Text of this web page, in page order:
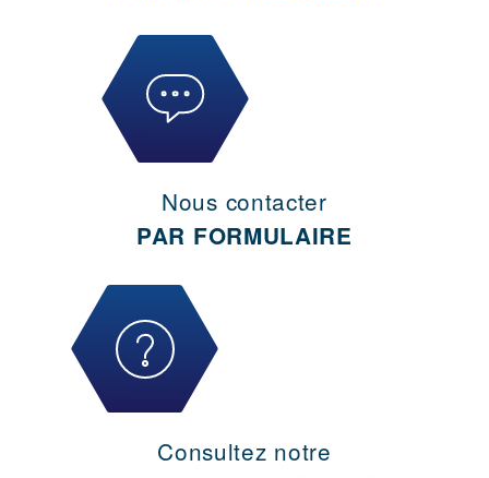
Nous contacter
PAR FORMULAIRE
Consultez notre